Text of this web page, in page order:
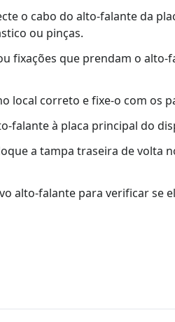
o cabo do alto-falante da
ou pinças.
fixações que prendam o
local correto e fixe-o com os
falante à placa principal do
a tampa traseira de volta
alto-falante para verificar se